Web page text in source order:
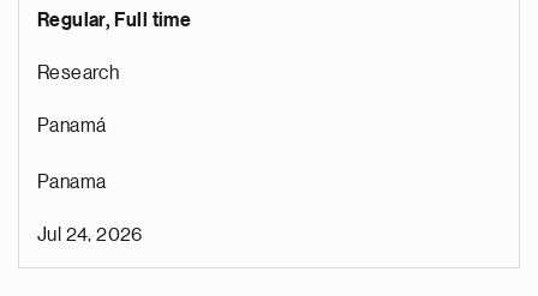
Regular, Full time
Research
Panamá
Panama
Jul 24, 2026